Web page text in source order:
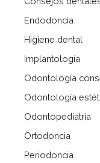
Endodoncia
Higiene dental
Implantología
Odontología
Odontología
Odontopediatria
Ortodoncia
Periodoncia